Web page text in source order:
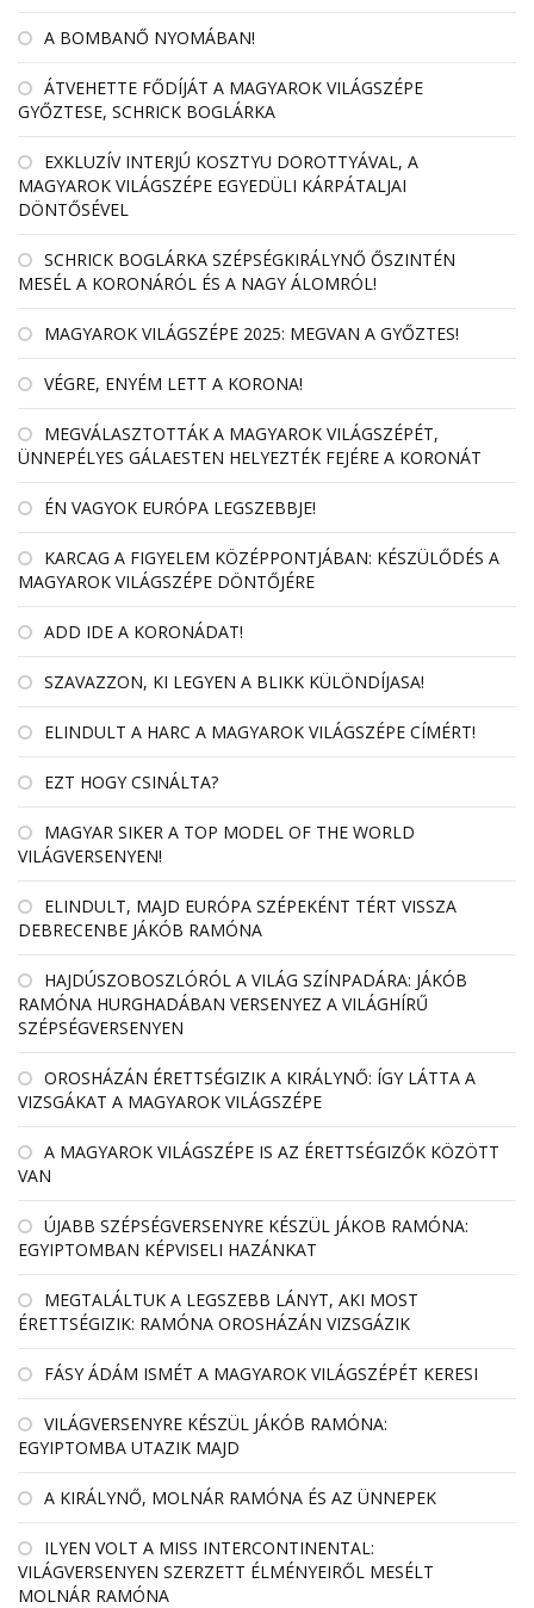
A BOMBANŐ NYOMÁBAN!
ÁTVEHETTE FŐDÍJÁT A MAGYAROK VILÁGSZÉPE
GYŐZTESE, SCHRICK BOGLÁRKA
EXKLUZÍV INTERJÚ KOSZTYU DOROTTYÁVAL, A
MAGYAROK VILÁGSZÉPE EGYEDÜLI KÁRPÁTALJAI
DÖNTŐSÉVEL
SCHRICK BOGLÁRKA SZÉPSÉGKIRÁLYNŐ ŐSZINTÉN
MESÉL A KORONÁRÓL ÉS A NAGY ÁLOMRÓL!
MAGYAROK VILÁGSZÉPE 2025: MEGVAN A GYŐZTES!
VÉGRE, ENYÉM LETT A KORONA!
MEGVÁLASZTOTTÁK A MAGYAROK VILÁGSZÉPÉT,
ÜNNEPÉLYES GÁLAESTEN HELYEZTÉK FEJÉRE A KORONÁT
ÉN VAGYOK EURÓPA LEGSZEBBJE!
KARCAG A FIGYELEM KÖZÉPPONTJÁBAN: KÉSZÜLŐDÉS A
MAGYAROK VILÁGSZÉPE DÖNTŐJÉRE
ADD IDE A KORONÁDAT!
SZAVAZZON, KI LEGYEN A BLIKK KÜLÖNDÍJASA!
ELINDULT A HARC A MAGYAROK VILÁGSZÉPE CÍMÉRT!
EZT HOGY CSINÁLTA?
MAGYAR SIKER A TOP MODEL OF THE WORLD
VILÁGVERSENYEN!
ELINDULT, MAJD EURÓPA SZÉPEKÉNT TÉRT VISSZA
DEBRECENBE JÁKÓB RAMÓNA
HAJDÚSZOBOSZLÓRÓL A VILÁG SZÍNPADÁRA: JÁKÓB
RAMÓNA HURGHADÁBAN VERSENYEZ A VILÁGHÍRŰ
SZÉPSÉGVERSENYEN
OROSHÁZÁN ÉRETTSÉGIZIK A KIRÁLYNŐ: ÍGY LÁTTA A
VIZSGÁKAT A MAGYAROK VILÁGSZÉPE
A MAGYAROK VILÁGSZÉPE IS AZ ÉRETTSÉGIZŐK KÖZÖTT
VAN
ÚJABB SZÉPSÉGVERSENYRE KÉSZÜL JÁKOB RAMÓNA:
EGYIPTOMBAN KÉPVISELI HAZÁNKAT
MEGTALÁLTUK A LEGSZEBB LÁNYT, AKI MOST
ÉRETTSÉGIZIK: RAMÓNA OROSHÁZÁN VIZSGÁZIK
FÁSY ÁDÁM ISMÉT A MAGYAROK VILÁGSZÉPÉT KERESI
VILÁGVERSENYRE KÉSZÜL JÁKÓB RAMÓNA:
EGYIPTOMBA UTAZIK MAJD
A KIRÁLYNŐ, MOLNÁR RAMÓNA ÉS AZ ÜNNEPEK
ILYEN VOLT A MISS INTERCONTINENTAL:
VILÁGVERSENYEN SZERZETT ÉLMÉNYEIRŐL MESÉLT
MOLNÁR RAMÓNA